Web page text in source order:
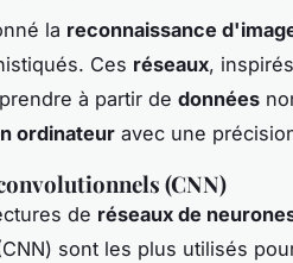
la reconnaissance
Ces réseaux,
à partir de données
ordinateur avec une
(CNN)
de réseaux de
sont les plus utilisés